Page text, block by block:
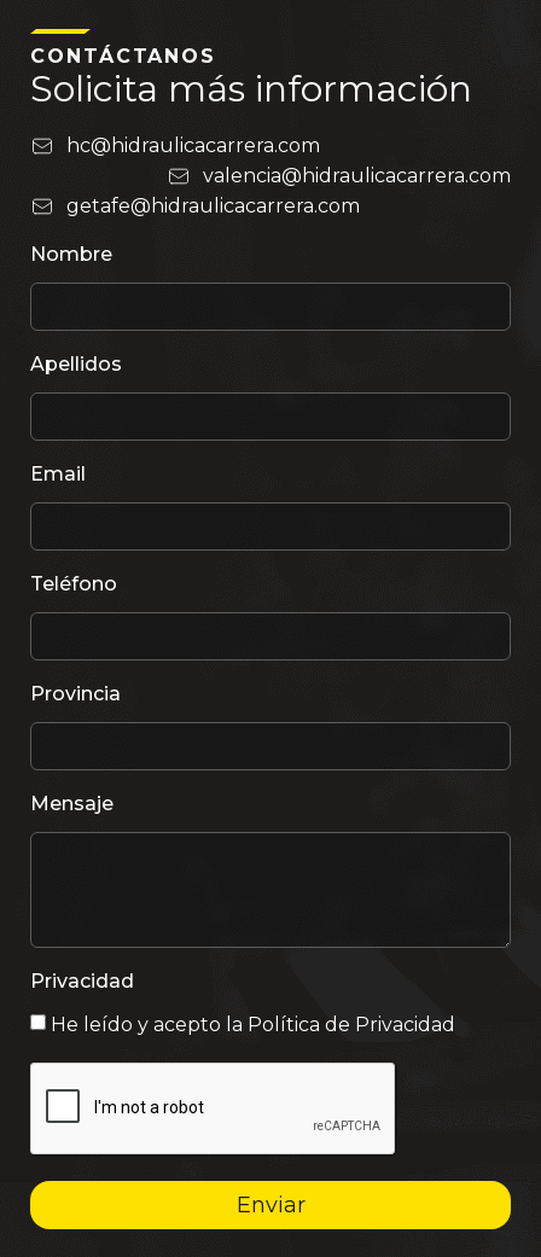
CONTÁCTANOS
Solicita más información
hc@hidraulicacarrera.com
valencia@hidraulicacarrera.com
getafe@hidraulicacarrera.com
Nombre
Apellidos
Email
Teléfono
Provincia
Mensaje
Privacidad
He leído y acepto la Política de Privacidad
Enviar